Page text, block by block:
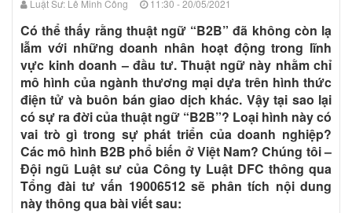
Luật Sư: Lê Minh Công 11:30 - 20/05/2021
Có thể thấy rằng thuật ngữ “B2B” đã không còn lạ
lẫm với những doanh nhân hoạt động trong lĩnh
vực kinh doanh – đầu tư. Thuật ngữ này nhằm chỉ
mô hình của ngành thương mại dựa trên hình thức
điện tử và buôn bán giao dịch khác. Vậy tại sao lại
có sự ra đời của thuật ngữ “B2B”? Loại hình này có
vai trò gì trong sự phát triển của doanh nghiệp?
Các mô hình B2B phổ biến ở Việt Nam? Chúng tôi –
Đội ngũ Luật sư của Công ty Luật DFC thông qua
Tổng đài tư vấn 19006512 sẽ phân tích nội dung
này thông qua bài viết sau: